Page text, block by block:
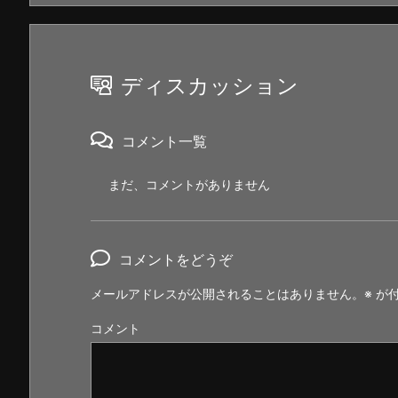
ディスカッション
コメント一覧
まだ、コメントがありません
コメントをどうぞ
メールアドレスが公開されることはありません。 ※ が
コメント